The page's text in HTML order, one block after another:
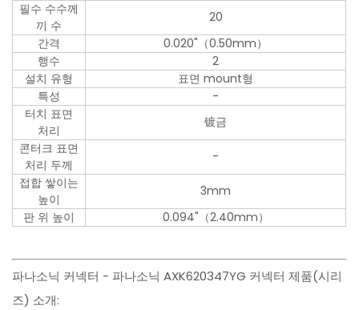
필수 수수께
끼 수
20
간격
0.020"（0.50mm）
행수
2
설치 유형
표면 mount형
특성
-
터치 표면
처리
镀금
콘터크 표면
처리 두께
-
접합 쌓이는
높이
3mm
판 위 높이
0.094"（2.40mm）
파나소닉 커넥터 - 파나소닉 AXK620347YG 커넥터 제품(시리
즈) 소개: